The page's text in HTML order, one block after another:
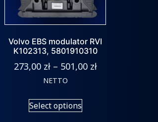
Volvo EBS modulator RVI
K102313, 5801910310
273,00 zł – 501,00 zł
NETTO
Select options